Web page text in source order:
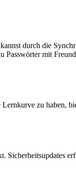
durch die
mit
zu haben,